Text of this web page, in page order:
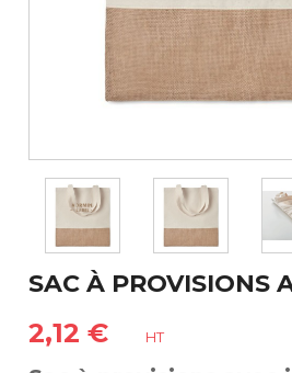
SAC À PROVISIONS
2,12 € HT